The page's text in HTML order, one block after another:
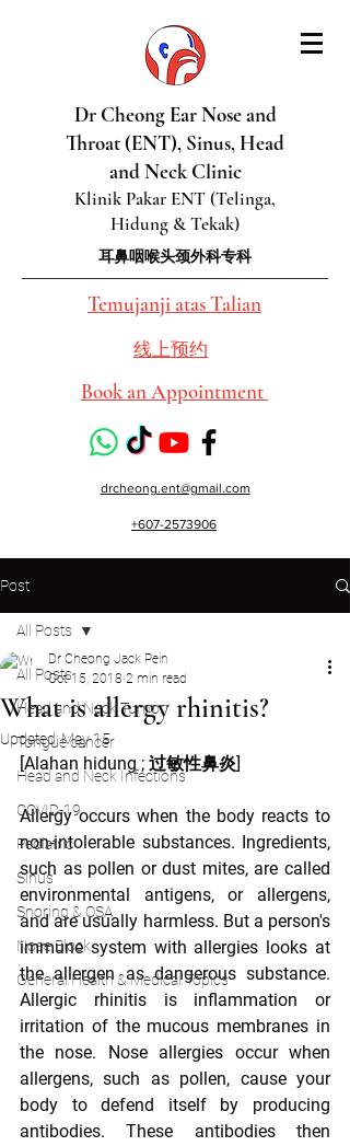
Dr Cheong Ear Nose and
Throat (ENT), Sinus, Head
and Neck Clinic
Klinik Pakar ENT (Telinga,
Hidung & Tekak)
耳鼻咽喉头颈外科专科
Temujanji atas Talian
线上预约
Book an Appointment
drcheong.ent@gmail.com
+607-2573906
Post
All Posts
Head and Neck Tumor
Tongue cancer
Head and Neck Infections
COVID-19
Pediatric
Sinus
Snoring & OSA
Nose Block
General Health & Medical Topics
All Posts
What is allergy rhinitis?
Dr Cheong Jack Pein
Oct 15, 2018 2 min read
Updated:May 15
[Alahan hidung ; 过敏性鼻炎]
Allergy occurs when the body reacts to
non-intolerable substances. Ingredients,
such as pollen or dust mites, are called
environmental antigens, or allergens,
and are usually harmless. But a person's
immune system with allergies looks at
the allergen as dangerous substance.
Allergic rhinitis is inflammation or
irritation of the mucous membranes in
the nose. Nose allergies occur when
allergens, such as pollen, cause your
body to defend itself by producing
antibodies. These antibodies then